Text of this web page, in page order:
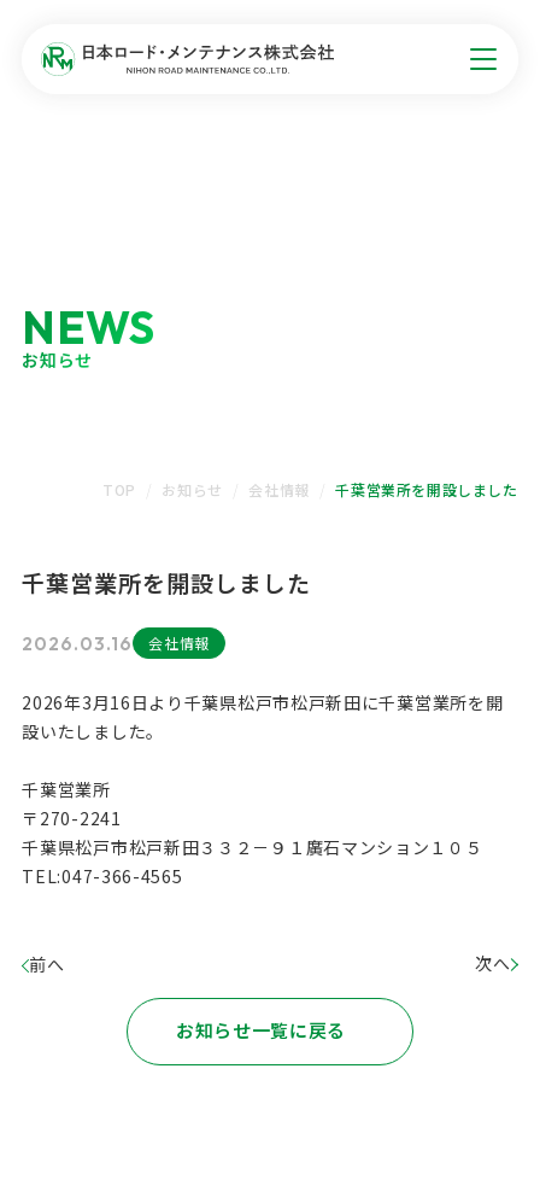
NEWS
お知らせ
TOP お知らせ 会社情報 千葉営業所を開設しました
千葉営業所を開設しました
2026.03.16 会社情報
2026年3月16日より千葉県松戸市松戸新田に千葉営業所を開
設いたしました。
千葉営業所
〒270-2241
千葉県松戸市松戸新田３３２－９１廣石マンション１０５
TEL:047-366-4565
前へ
お知らせ一覧に戻る
次へ